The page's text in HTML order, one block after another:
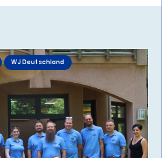
WJ Deutschland